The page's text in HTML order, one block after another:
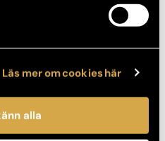
Läs mer om cookies här
alla